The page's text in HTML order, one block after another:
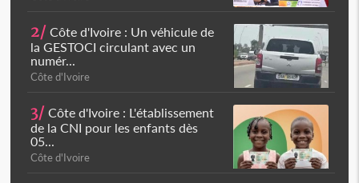
2/ Côte d'Ivoire : Un véhicule de
la GESTOCI circulant avec un
numér...
Côte d'Ivoire
3/ Côte d'Ivoire : L'établissement
de la CNI pour les enfants dès
05...
Côte d'Ivoire